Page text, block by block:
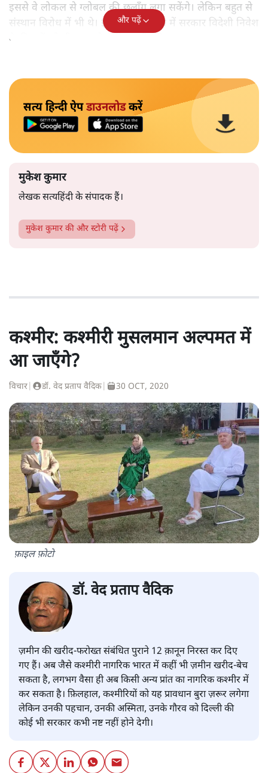
इससे वे लोकल से ग्लोबल की छलाँग लगा सकेंगे। लेकिन बहुत से
संस्थान विरोध में भी थे। इसीलिए शुरुआत में सरकार विदेशी निवेश
के नियमों को ढीला करने में हिचकती रही।
और पढ़ें
सत्य हिन्दी ऐपडाउनलोडकरें
मुकेश कुमार
लेखक सत्यहिंदी के संपादक हैं।
मुकेश कुमार की और स्टोरी पढ़ें
कश्मीर: कश्मीरी मुसलमान अल्पमत में
आ जाएँगे?
विचार डॉ. वेद प्रताप वैदिक 30 OCT, 2020
फ़ाइल फ़ोटो
डॉ. वेद प्रताप वैदिक
ज़मीन की खरीद-फरोख्त संबंधित पुराने 12 क़ानून निरस्त कर दिए
गए हैं। अब जैसे कश्मीरी नागरिक भारत में कहीं भी ज़मीन खरीद-बेच
सकता है, लगभग वैसा ही अब किसी अन्य प्रांत का नागरिक कश्मीर में
कर सकता है। फ़िलहाल, कश्मीरियों को यह प्रावधान बुरा ज़रूर लगेगा
लेकिन उनकी पहचान, उनकी अस्मिता, उनके गौरव को दिल्ली की
कोई भी सरकार कभी नष्ट नहीं होने देगी।